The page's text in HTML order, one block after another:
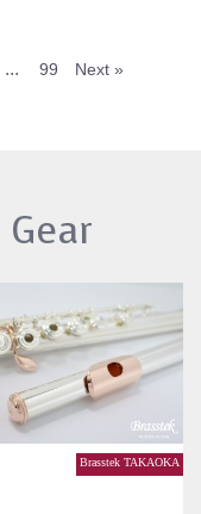
... 99 Next »
Brasstek TAKAOKA